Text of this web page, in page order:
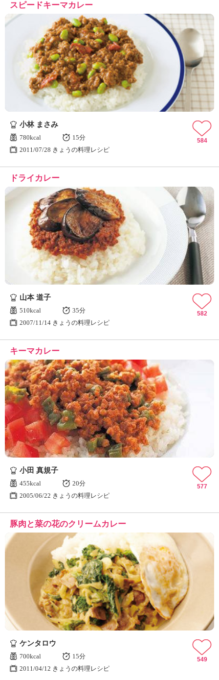
スピードキーマカレー
小林 まさみ
780kcal
15分
2011/07/28 きょうの料理レシピ
584
ドライカレー
山本 道子
510kcal
35分
2007/11/14 きょうの料理レシピ
582
キーマカレー
小田 真規子
455kcal
20分
2005/06/22 きょうの料理レシピ
577
豚肉と菜の花のクリームカレー
ケンタロウ
700kcal
15分
2011/04/12 きょうの料理レシピ
549